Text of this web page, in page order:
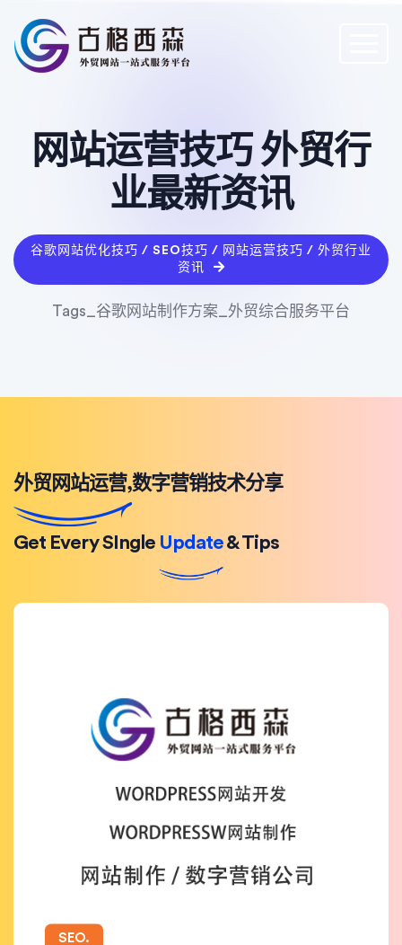
网站运营技巧 外贸行
业最新资讯
谷歌网站优化技巧 / SEO技巧 / 网站运营技巧 / 外贸行业
资讯
Tags_谷歌网站制作方案_外贸综合服务平台
外贸网站运营,数字营销技术分享
Get Every SIngle Update& Tips
SEO.